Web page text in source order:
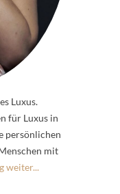
Luxus.
für Luxus in
persönlichen
mit
weiter...